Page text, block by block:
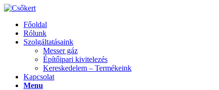
Főoldal
Rólunk
Szolgáltatásaink
Messer gáz
Építőipari kivitelezés
Kereskedelem – Termékeink
Kapcsolat
Menu